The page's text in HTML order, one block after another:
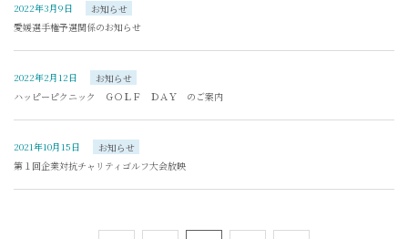
2022年3月9日
お知らせ
愛媛選手権予選関係のお知らせ
2022年2月12日
お知らせ
ハッピーピクニック ＧＯＬＦ ＤＡＹ のご案内
2021年10月15日
お知らせ
第１回企業対抗チャリティゴルフ大会放映